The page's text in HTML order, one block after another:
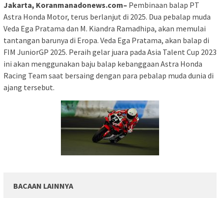
Jakarta, Koranmanadonews.com– Pembinaan balap PT
Astra Honda Motor, terus berlanjut di 2025. Dua pebalap muda
Veda Ega Pratama dan M. Kiandra Ramadhipa, akan memulai
tantangan barunya di Eropa. Veda Ega Pratama, akan balap di
FIM JuniorGP 2025. Peraih gelar juara pada Asia Talent Cup 2023
ini akan menggunakan baju balap kebanggaan Astra Honda
Racing Team saat bersaing dengan para pebalap muda dunia di
ajang tersebut.
BACAAN LAINNYA